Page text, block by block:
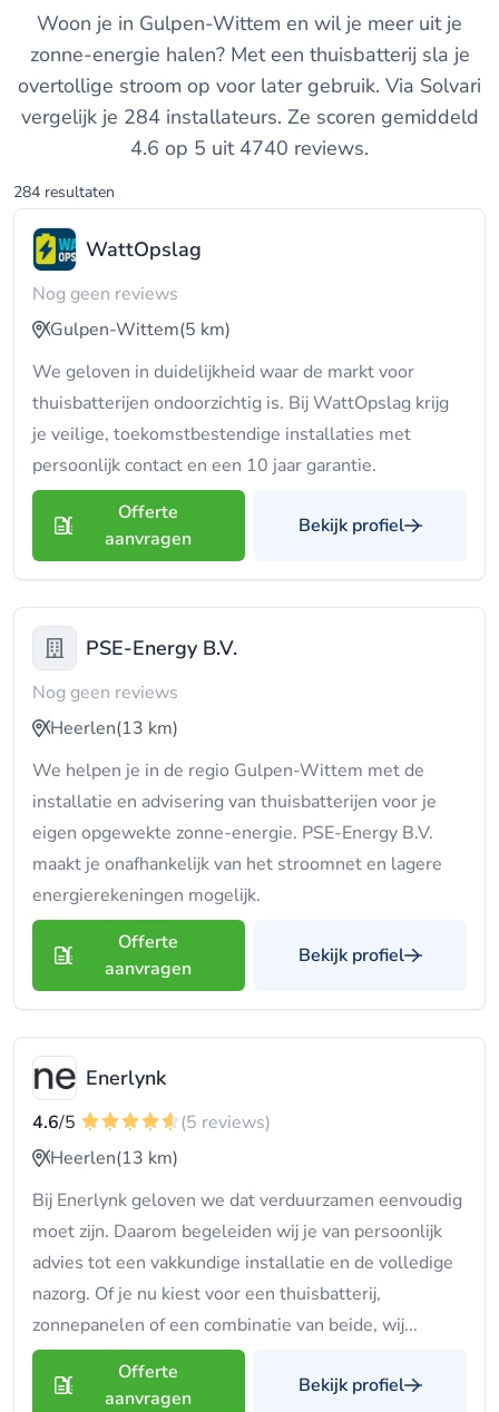
Woon je in Gulpen-Wittem en wil je meer uit je
zonne-energie halen? Met een thuisbatterij sla je
overtollige stroom op voor later gebruik. Via Solvari
vergelijk je 284 installateurs. Ze scoren gemiddeld
4.6 op 5 uit 4740 reviews.
284 resultaten
WattOpslag
Nog geen reviews
Gulpen-Wittem(5 km)
We geloven in duidelijkheid waar de markt voor
thuisbatterijen ondoorzichtig is. Bij WattOpslag krijg
je veilige, toekomstbestendige installaties met
persoonlijk contact en een 10 jaar garantie.
Offerte
aanvragen
Bekijk profiel
PSE-Energy B.V.
Nog geen reviews
Heerlen(13 km)
We helpen je in de regio Gulpen-Wittem met de
installatie en advisering van thuisbatterijen voor je
eigen opgewekte zonne-energie. PSE-Energy B.V.
maakt je onafhankelijk van het stroomnet en lagere
energierekeningen mogelijk.
Offerte
aanvragen
Bekijk profiel
Enerlynk
4.6/5
(5 reviews)
Heerlen(13 km)
Bij Enerlynk geloven we dat verduurzamen eenvoudig
moet zijn. Daarom begeleiden wij je van persoonlijk
advies tot een vakkundige installatie en de volledige
nazorg. Of je nu kiest voor een thuisbatterij,
zonnepanelen of een combinatie van beide, wij...
Offerte
aanvragen
Bekijk profiel